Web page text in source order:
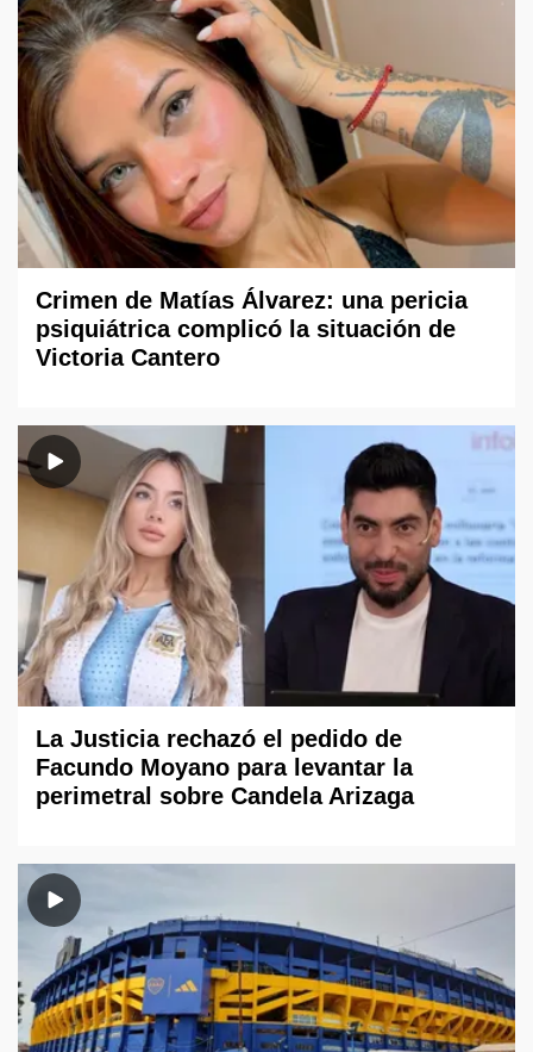
Crimen de Matías Álvarez: una pericia
psiquiátrica complicó la situación de
Victoria Cantero
La Justicia rechazó el pedido de
Facundo Moyano para levantar la
perimetral sobre Candela Arizaga